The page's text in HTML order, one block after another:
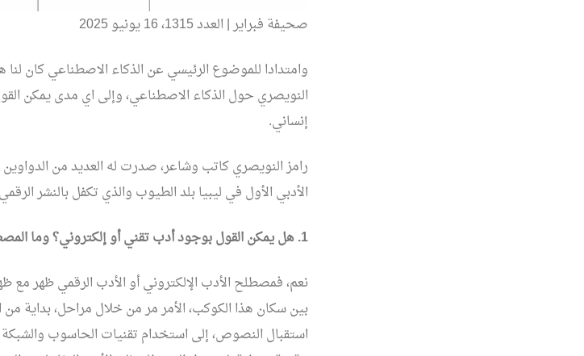
صحيفة فبراير | العدد 1315، 16 يونيو 2025
وامتدادا للموضوع الرئيسي عن الذكاء الاصطناعي كان لنا
النويصري حول الذكاء الاصطناعي، وإلى اي مدى يمكن
إنساني.
رامز النويصري كاتب وشاعر، صدرت له العديد من
الأدبي الأول في ليبيا بلد الطيوب والذي تكفل بالنشر
1. هل يمكن القول بوجود أدب تقني أو إلكتروني؟ وما المصطلح الأقرب؟
نعم، فمصطلح الأدب الإلكتروني أو الأدب الرقمي ظهر مع
بين سكان هذا الكوكب، الأمر مر من خلال مراحل، بداية
استقبال النصوص، إلى استخدام تقنيات الحاسوب